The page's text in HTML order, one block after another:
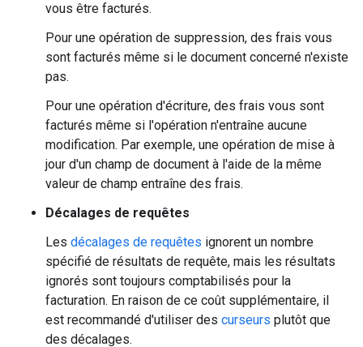
vous être facturés.
Pour une opération de suppression, des frais vous
sont facturés même si le document concerné n'existe
pas.
Pour une opération d'écriture, des frais vous sont
facturés même si l'opération n'entraîne aucune
modification. Par exemple, une opération de mise à
jour d'un champ de document à l'aide de la même
valeur de champ entraîne des frais.
Décalages de requêtes
Les décalages de requêtes ignorent un nombre
spécifié de résultats de requête, mais les résultats
ignorés sont toujours comptabilisés pour la
facturation. En raison de ce coût supplémentaire, il
est recommandé d'utiliser des curseurs plutôt que
des décalages.